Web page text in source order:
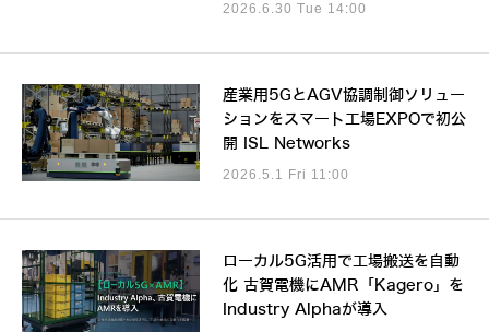
2026.6.30 Tue 14:00
産業用5GとAGV協調制御ソリュー
ションをスマート工場EXPOで初公
開 ISL Networks
2026.5.1 Fri 11:00
ローカル5G活用で工場搬送を自動
化 古賀電機にAMR「Kagero」を
Industry Alphaが導入